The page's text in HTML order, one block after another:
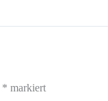
* markiert